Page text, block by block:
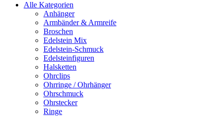
Alle Kategorien
Anhänger
Armbänder & Armreife
Broschen
Edelstein Mix
Edelstein-Schmuck
Edelsteinfiguren
Halsketten
Ohrclips
Ohrringe / Ohrhänger
Ohrschmuck
Ohrstecker
Ringe